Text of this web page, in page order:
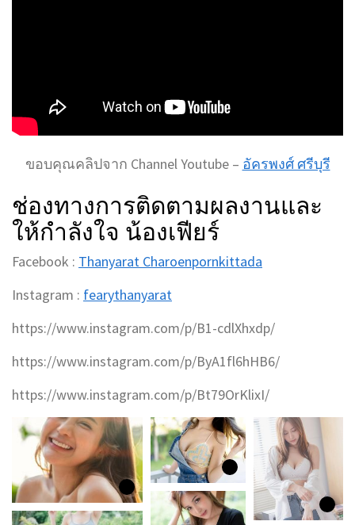
ขอบคุณคลิปจาก Channel Youtube – อัครพงศ์ ศรีบุรี
ช่องทางการติดตามผลงานและ
ให้กำลังใจ น้องเฟียร์
Facebook : Thanyarat Charoenpornkittada
Instagram : fearythanyarat
https://www.instagram.com/p/B1-cdlXhxdp/
https://www.instagram.com/p/ByA1fl6hHB6/
https://www.instagram.com/p/Bt79OrKlixI/